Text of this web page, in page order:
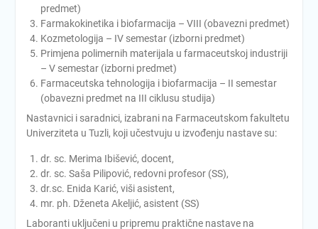
predmet)
Farmakokinetika i biofarmacija – VIII (obavezni predmet)
Kozmetologija – IV semestar (izborni predmet)
Primjena polimernih materijala u farmaceutskoj industriji
– V semestar (izborni predmet)
Farmaceutska tehnologija i biofarmacija – II semestar
(obavezni predmet na III ciklusu studija)
Nastavnici i saradnici, izabrani na Farmaceutskom fakultetu
Univerziteta u Tuzli, koji učestvuju u izvođenju nastave su:
dr. sc. Merima Ibišević, docent,
dr. sc. Saša Pilipović, redovni profesor (SS),
dr.sc. Enida Karić, viši asistent,
mr. ph. Dženeta Akeljić, asistent (SS)
Laboranti uključeni u pripremu praktične nastave na